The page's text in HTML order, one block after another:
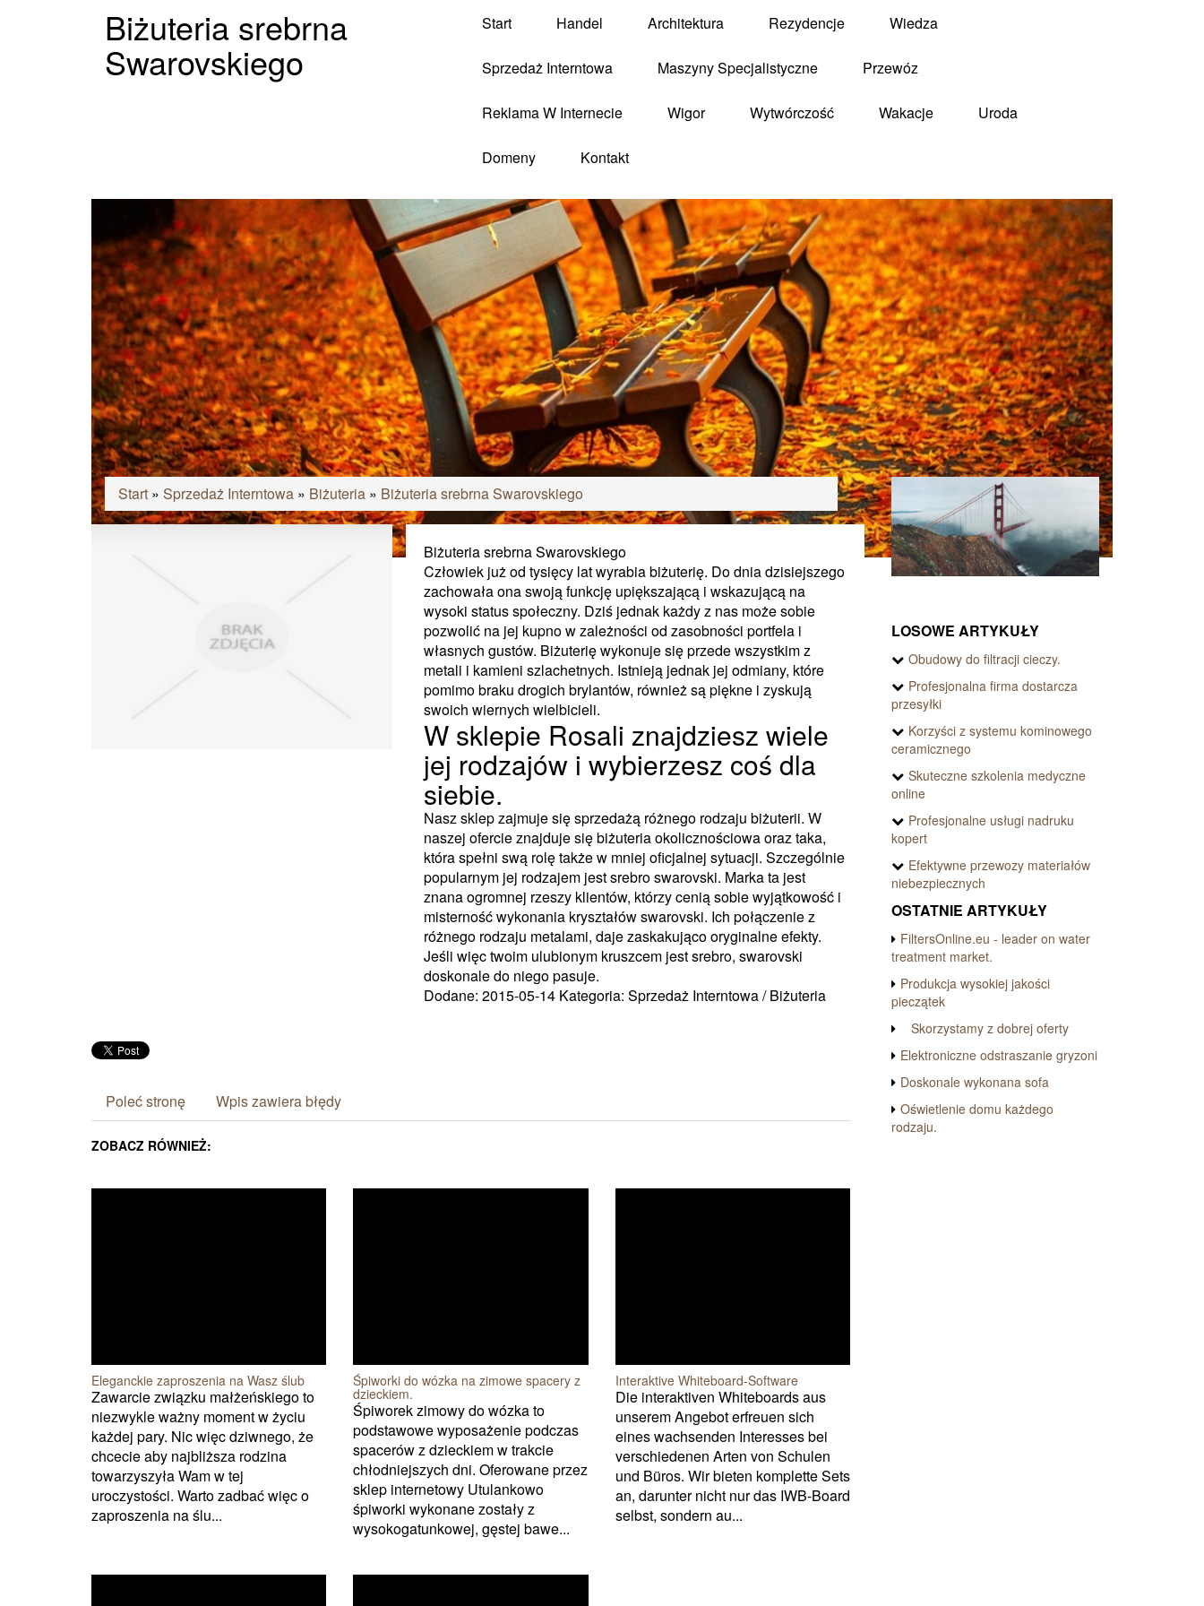
Biżuteria srebrna
Swarovskiego
Start Handel Architektura Rezydencje Wiedza
Sprzedaż Interntowa Maszyny Specjalistyczne Przewóz
Reklama W Internecie Wigor Wytwórczość Wakacje Uroda
Domeny Kontakt
Start » Sprzedaż Interntowa » Biżuteria » Biżuteria srebrna Swarovskiego
Biżuteria srebrna Swarovskiego
Człowiek już od tysięcy lat wyrabia biżuterię. Do dnia dzisiejszego
zachowała ona swoją funkcję upiększającą i wskazującą na
wysoki status społeczny. Dziś jednak każdy z nas może sobie
pozwolić na jej kupno w zależności od zasobności portfela i
własnych gustów. Biżuterię wykonuje się przede wszystkim z
metali i kamieni szlachetnych. Istnieją jednak jej odmiany, które
pomimo braku drogich brylantów, również są piękne i zyskują
swoich wiernych wielbicieli.
W sklepie Rosali znajdziesz wiele
jej rodzajów i wybierzesz coś dla
siebie.
Nasz sklep zajmuje się sprzedażą różnego rodzaju biżuterii. W
naszej ofercie znajduje się biżuteria okolicznościowa oraz taka,
która spełni swą rolę także w mniej oficjalnej sytuacji. Szczególnie
popularnym jej rodzajem jest srebro swarovski. Marka ta jest
znana ogromnej rzeszy klientów, którzy cenią sobie wyjątkowość i
misterność wykonania kryształów swarovski. Ich połączenie z
różnego rodzaju metalami, daje zaskakująco oryginalne efekty.
Jeśli więc twoim ulubionym kruszcem jest srebro, swarovski
doskonale do niego pasuje.
Dodane: 2015-05-14 Kategoria: Sprzedaż Interntowa / Biżuteria
Poleć stronę Wpis zawiera błędy
ZOBACZ RÓWNIEŻ:
Eleganckie zaproszenia na Wasz ślub
Zawarcie związku małżeńskiego to
niezwykle ważny moment w życiu
każdej pary. Nic więc dziwnego, że
chcecie aby najbliższa rodzina
towarzyszyła Wam w tej
uroczystości. Warto zadbać więc o
zaproszenia na ślu...
Śpiworki do wózka na zimowe spacery z
dzieckiem.
Śpiworek zimowy do wózka to
podstawowe wyposażenie podczas
spacerów z dzieckiem w trakcie
chłodniejszych dni. Oferowane przez
sklep internetowy Utulankowo
śpiworki wykonane zostały z
wysokogatunkowej, gęstej bawe...
Interaktive Whiteboard-Software
Die interaktiven Whiteboards aus
unserem Angebot erfreuen sich
eines wachsenden Interesses bei
verschiedenen Arten von Schulen
und Büros. Wir bieten komplette Sets
an, darunter nicht nur das IWB-Board
selbst, sondern au...
LOSOWE ARTYKUŁY
Obudowy do filtracji cieczy.
Profesjonalna firma dostarcza
przesyłki
Korzyści z systemu kominowego
ceramicznego
Skuteczne szkolenia medyczne
online
Profesjonalne usługi nadruku
kopert
Efektywne przewozy materiałów
niebezpiecznych
OSTATNIE ARTYKUŁY
FiltersOnline.eu - leader on water
treatment market.
Produkcja wysokiej jakości
pieczątek
Skorzystamy z dobrej oferty
Elektroniczne odstraszanie gryzoni
Doskonale wykonana sofa
Oświetlenie domu każdego
rodzaju.